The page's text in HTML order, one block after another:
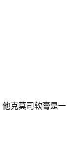
克莫司软膏是一